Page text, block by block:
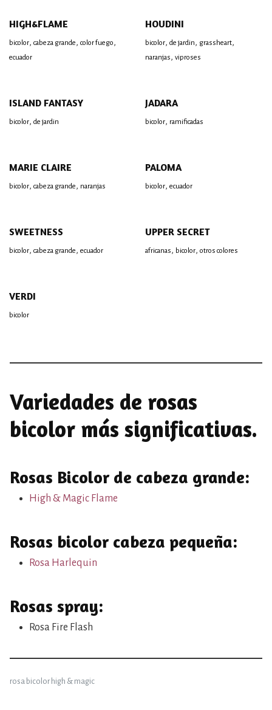
HIGH&FLAME
bicolor, cabeza grande, color fuego,
ecuador
HOUDINI
bicolor, de jardin, grassheart,
naranjas, viproses
ISLAND FANTASY
bicolor, de jardin
JADARA
bicolor, ramificadas
MARIE CLAIRE
bicolor, cabeza grande, naranjas
PALOMA
bicolor, ecuador
SWEETNESS
bicolor, cabeza grande, ecuador
UPPER SECRET
africanas, bicolor, otros colores
VERDI
bicolor
Variedades de rosas
bicolor más significativas.
Rosas Bicolor de cabeza grande:
High & Magic Flame
Rosas bicolor cabeza pequeña:
Rosa Harlequin
Rosas spray:
Rosa Fire Flash
rosa bicolor high & magic